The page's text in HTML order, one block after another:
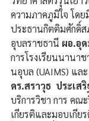
ความภาคภูมิใจ โดย
ประธานกิตติมศักดิ์ส
อุบลราชธานี ผอ.อุ
การโรงเรียนนาน
นอุบล (UAIMS) และ
ดร.สราวุธ  ประเส
บริการวิชา การ คณ
เกียรติและมอบเกีย